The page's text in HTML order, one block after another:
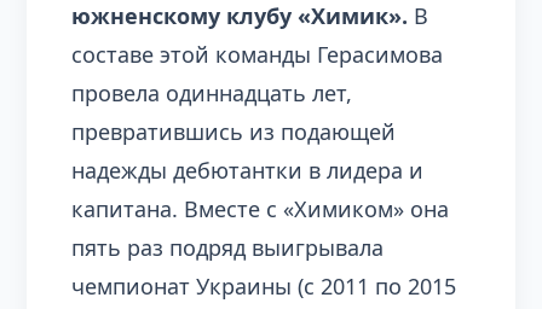
южненскому клубу «Химик». В
составе этой команды Герасимова
провела одиннадцать лет,
превратившись из подающей
надежды дебютантки в лидера и
капитана. Вместе с «Химиком» она
пять раз подряд выигрывала
чемпионат Украины (с 2011 по 2015